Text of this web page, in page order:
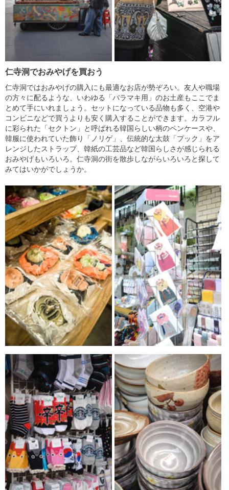
仁寺洞でおみやげを買おう
仁寺洞ではおみやげの購入にも最適なお店が勢ぞろい。友人や職場
の方々に配るような、いわゆる「バラマキ用」のお土産もここでま
とめて手にいれましょう。セットになっている品物も多く、空港や
コンビニなどで買うよりも安く購入することができます。カラフル
に彩られた「セクトン」と呼ばれる韓国らしい柄のペンケースや、
韓服に使われていた飾り「ノリゲ」、伝統的な太鼓「プック」をア
レンジしたストラップ、韓紙の工芸品など韓国らしさが感じられる
おみやげもいろいろ。仁寺洞の街を散歩しながらいろいろと探して
みてはいかがでしょうか。